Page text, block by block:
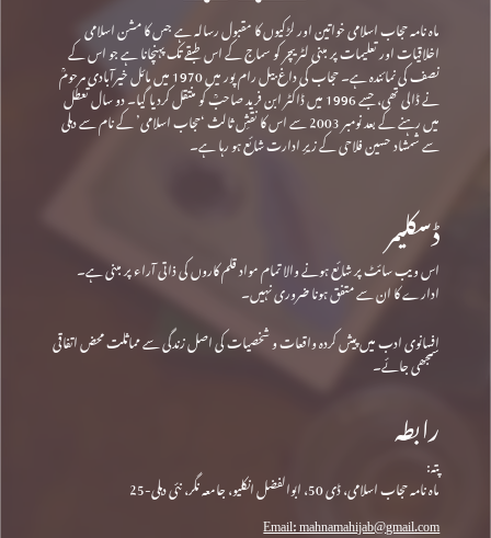
ماہ نامہ حجاب اسلامی خواتین اور لڑکیوں کا مقبول رسالہ ہے جس کا مشن اسلامی
اخلاقیات اور تعلیمات پر مبنی لٹریچر کو سماج کے اس طبقے تک پہنچانا ہے جو اس کے
نصف کی نمائندہ ہے۔ حجاب کی داغ بیل رام پور میں 1970 میں مائل خیرآبادی مرحومؒ
نے ڈالی تھی، جسے 1996 میں ڈاکٹر ابن فرید صاحبؒ کو منتقل کردیا گیا۔ دو سال تعطل
میں رہنے کے بعد نومبر 2003 سے اس کا نقشِ ثالث ‘حجاب اسلامی’ کے نام سے دہلی
سے شمشاد حسین فلاحی کے زیرِ ادارت شائع ہو رہا ہے۔
ڈسکلیمر
اس ویب سائٹ پر شائع ہونے والا تمام مواد قلم کاروں کی ذاتی آراء پر مبنی ہے۔
ادارے کا ان سے متفق ہونا ضروری نہیں۔
افسانوی ادب میں پیش کردہ واقعات و شخصیات کی اصل زندگی سے مماثلت محض اتفاقی
سمجھی جائے۔
رابطہ
پتہ:
ماہ نامہ حجاب اسلامی، ڈی 50، ابوالفضل انکلیو، جامعہ نگر، نئی دہلی-25
Email: mahnamahijab@gmail.com